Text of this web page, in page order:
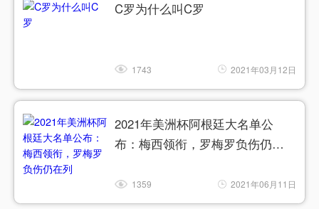
C罗为什么叫C罗
1743 2021年03月12日
2021年美洲杯阿根廷大名单公
布：梅西领衔，罗梅罗负伤仍在
1359 2021年06月11日